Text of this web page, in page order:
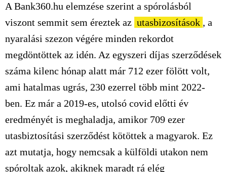
A Bank360.hu elemzése szerint a spórolásból
viszont semmit sem éreztek az utasbizosítások , a
nyaralási szezon végére minden rekordot
megdöntöttek az idén. Az egyszeri díjas szerződések
száma kilenc hónap alatt már 712 ezer fölött volt,
ami hatalmas ugrás, 230 ezerrel több mint 2022-
ben. Ez már a 2019-es, utolsó covid előtti év
eredményét is meghaladja, amikor 709 ezer
utasbiztosítási szerződést kötöttek a magyarok. Ez
azt mutatja, hogy nemcsak a külföldi utakon nem
spóroltak azok, akiknek maradt rá elég